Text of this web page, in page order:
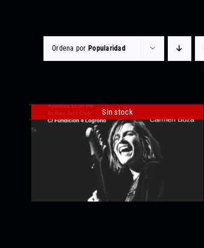
Ordena por Popularidad
Sin stock